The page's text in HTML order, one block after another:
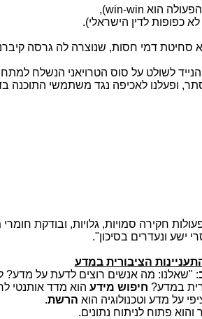
הוא win-win
),
כפופות לדין הישראלי).
סחיטת דמי חסות, שנוצרה לה גרסה
לשולט על סוס הטרויאני הנשלח
ופעלנו לאכיפה נגד משתמשי התוכנה
חקירה סמויות, גלויות, ובודקת
ישע ונעדרים בסיכון".
הציבורית במדע
: "שאלנו: מה אנשים רוצים לדעת על מדע?
במדע? חיפוש מידע הוא מדד אותנטי
על מדע וטכנולוגיה הוא הרשת.
והוא פתוח לניתוח נתונים.